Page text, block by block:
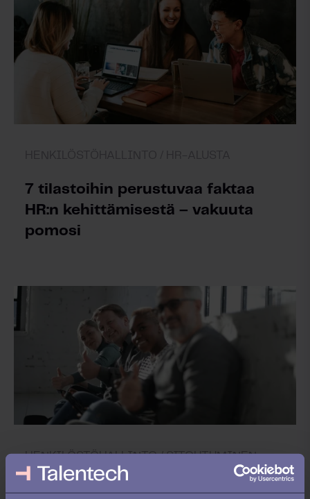
7 tilastoihin perustuvaa faktaa
HR:n kehittämisestä – vakuuta
pomosi
HENKILÖSTÖHALLINTO / SITOUTUMINEN
8 vinkkiä työntekijöiden